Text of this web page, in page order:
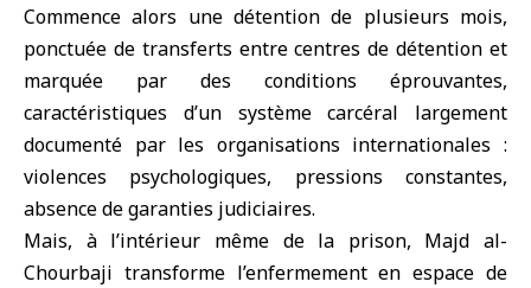
Commence alors une détention de plusieurs mois,
ponctuée de transferts entre centres de détention et
marquée par des conditions éprouvantes,
caractéristiques d’un système carcéral largement
documenté par les organisations internationales :
violences psychologiques, pressions constantes,
absence de garanties judiciaires.
Mais, à l’intérieur même de la prison, Majd al-
Chourbaji transforme l’enfermement en espace de